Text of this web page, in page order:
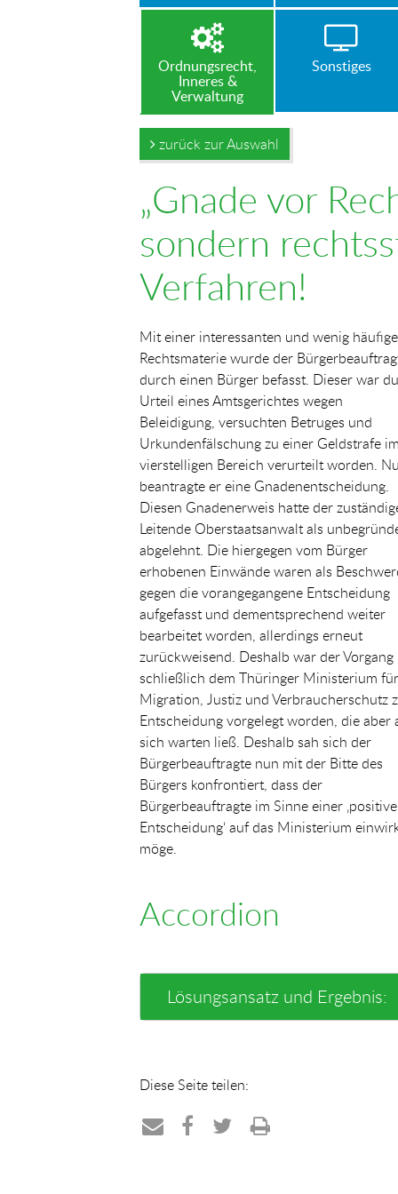
Ordnungsrecht,
Inneres &
Verwaltung
Sonstiges
zurück zur Auswahl
„Gnade vor
sondern
Verfahren!
Mit einer interessanten und wenig
Rechtsmaterie wurde der
durch einen Bürger befasst. Dieser war
Urteil eines Amtsgerichtes wegen
Beleidigung, versuchten Betruges und
Urkundenfälschung zu einer Geldstrafe im
vierstelligen Bereich verurteilt worden.
beantragte er eine Gnadenentscheidung.
Diesen Gnadenerweis hatte der
Leitende Oberstaatsanwalt als
abgelehnt. Die hiergegen vom Bürger
erhobenen Einwände waren als
gegen die vorangegangene Entscheidung
aufgefasst und dementsprechend weiter
bearbeitet worden, allerdings erneut
zurückweisend. Deshalb war der Vorgang
schließlich dem Thüringer Ministerium für
Migration, Justiz und Verbraucherschutz
Entscheidung vorgelegt worden, die aber
sich warten ließ. Deshalb sah sich der
Bürgerbeauftragte nun mit der Bitte des
Bürgers konfrontiert, dass der
Bürgerbeauftragte im Sinne einer
Entscheidung‘ auf das Ministerium
möge.
Accordion
Lösungsansatz und Ergebnis:
Diese Seite teilen: